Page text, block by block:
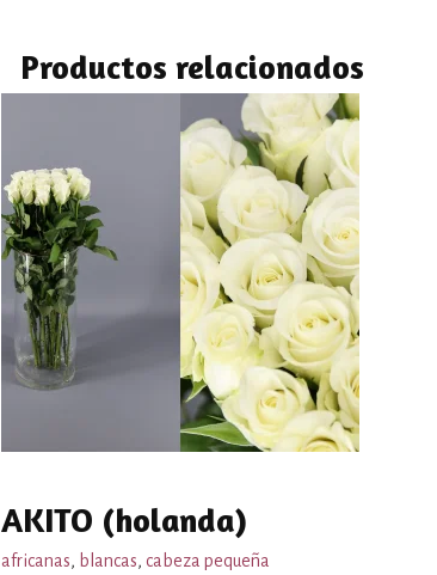
Productos relacionados
AKITO (holanda)
africanas, blancas, cabeza pequeña